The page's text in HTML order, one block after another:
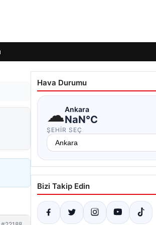
Hava Durumu
☁Ankara
NaN°C
ŞEHIR SEÇ
Bizi Takip Edin